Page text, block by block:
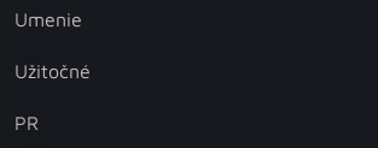
Umenie
Užitočné
PR